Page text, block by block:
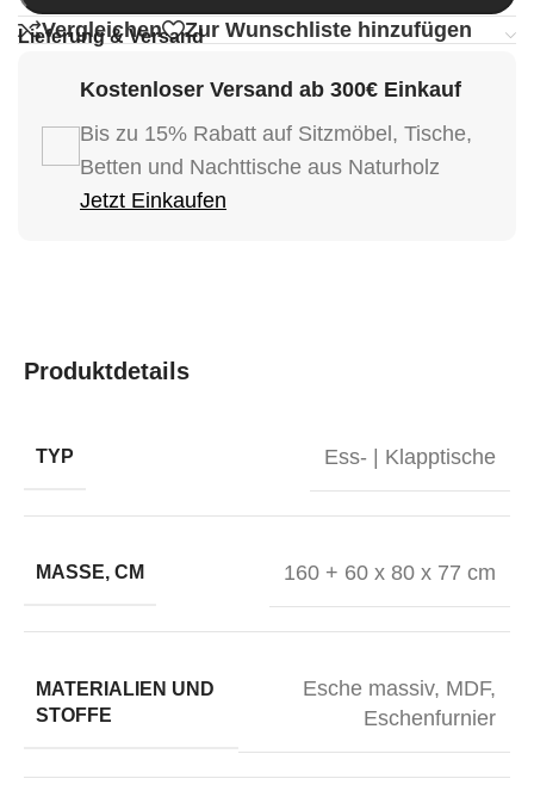
Vergleichen Zur Wunschliste hinzufügen
Lieferung & Versand
Kostenloser Versand ab 300€ Einkauf
Bis zu 15% Rabatt auf Sitzmöbel, Tische,
Betten und Nachttische aus Naturholz
Jetzt Einkaufen
Produktdetails
TYP Ess- | Klapptische
MASSE, CM 160 + 60 x 80 x 77 cm
MATERIALIEN UND
STOFFE
Esche massiv, MDF,
Eschenfurnier